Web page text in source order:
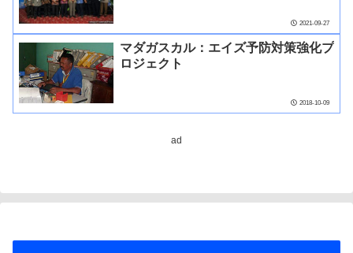
2021-09-27
マダガスカル：エイズ予防対策強化プ
ロジェクト
2018-10-09
ad